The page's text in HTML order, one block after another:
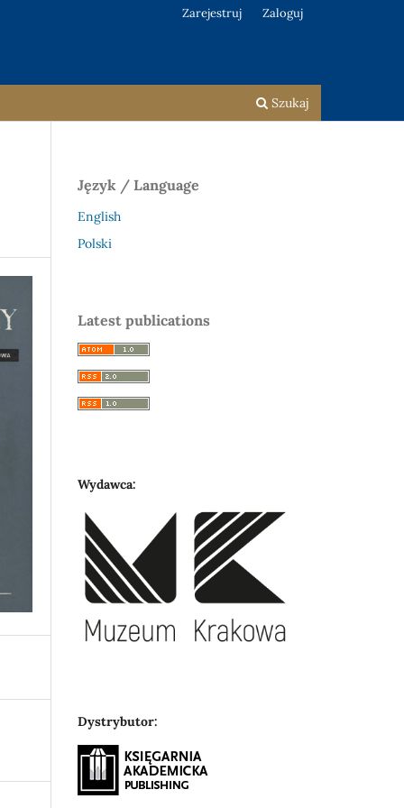
Szukaj
Zarejestruj Zaloguj
Język / Language
English
Polski
Latest publications
Wydawca:
Dystrybutor: